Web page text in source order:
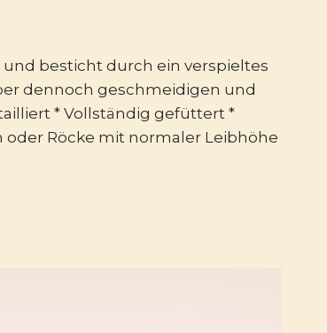
besticht durch ein verspieltes
dennoch geschmeidigen und
* Vollständig gefüttert *
oder Röcke mit normaler Leibhöhe